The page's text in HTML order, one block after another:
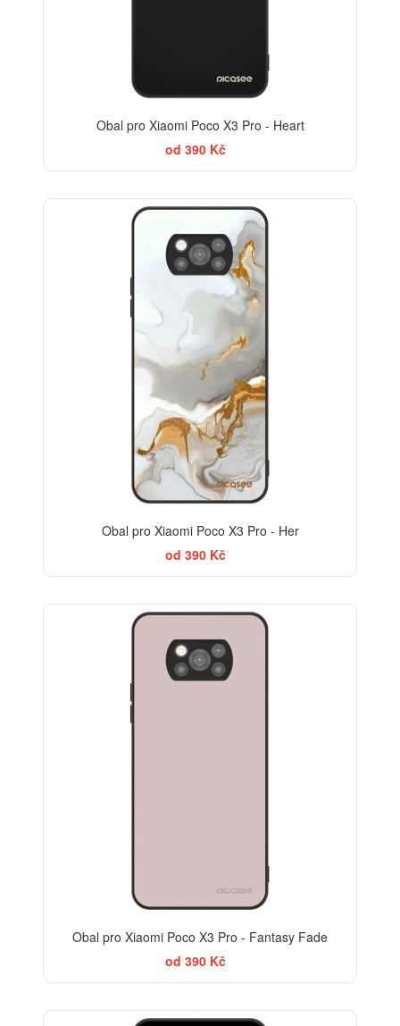
Obal pro Xiaomi Poco X3 Pro - Heart
od 390 Kč
Obal pro Xiaomi Poco X3 Pro - Her
od 390 Kč
Obal pro Xiaomi Poco X3 Pro - Fantasy Fade
od 390 Kč